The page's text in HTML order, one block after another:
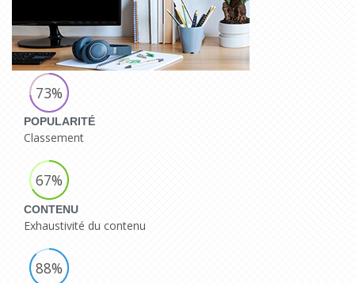
73%
POPULARITÉ
Classement
67%
CONTENU
Exhaustivité du contenu
88%